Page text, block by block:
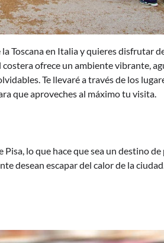
Toscana en Italia y quieres disfrutar
ofrece un ambiente vibrante,
Te llevaré a través de los
que aproveches al máximo tu visita.
lo que hace que sea un destino
desean escapar del calor de la